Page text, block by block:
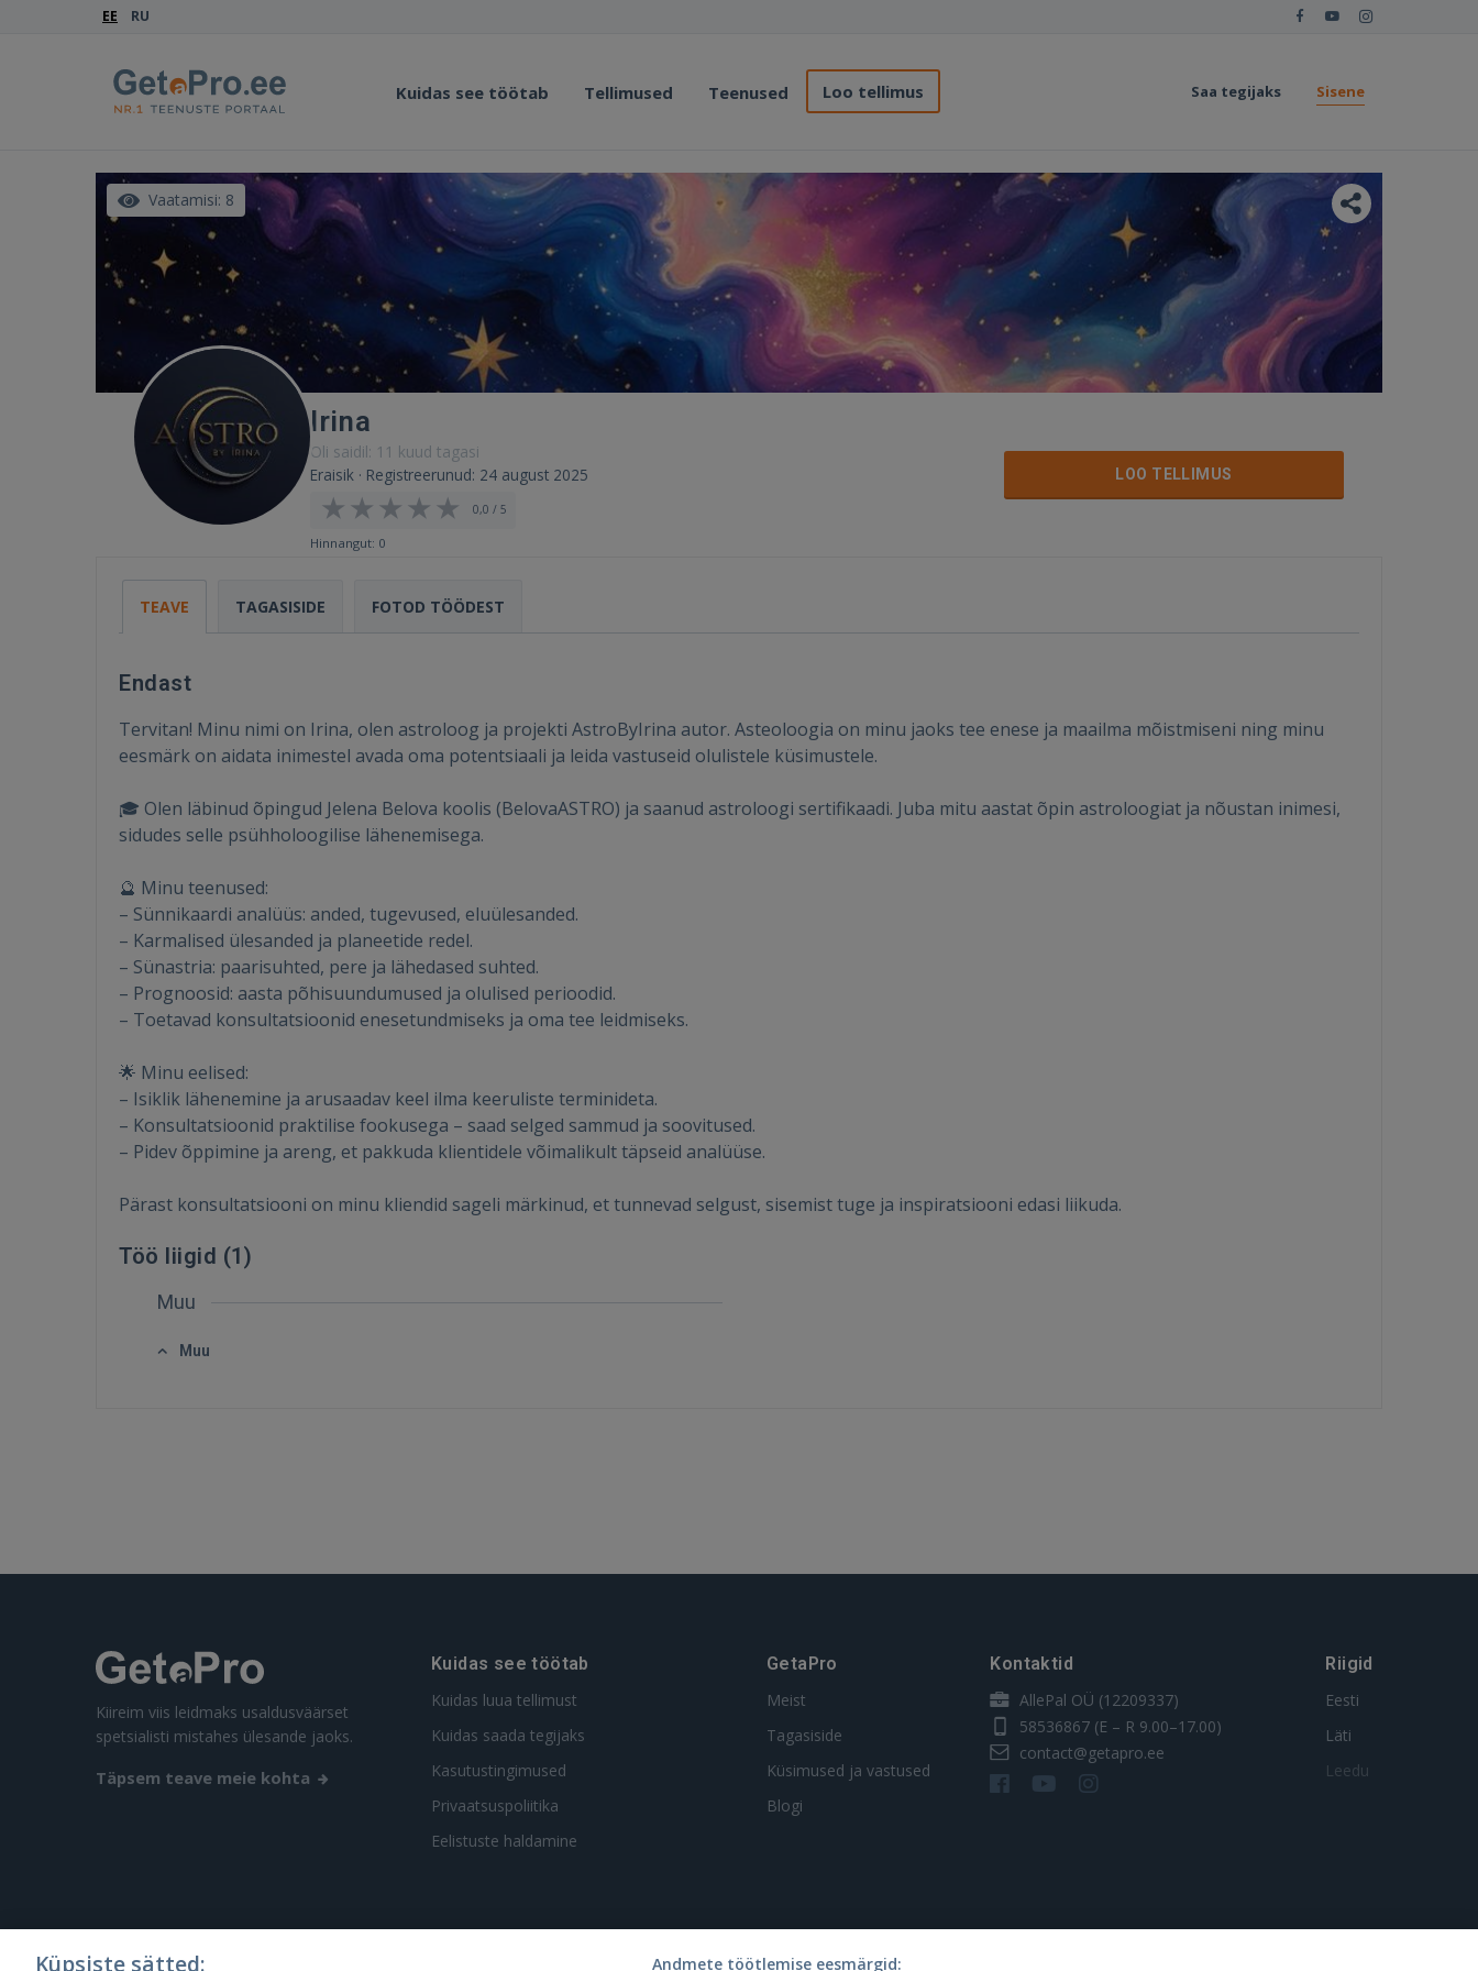
EE RU
Kuidas see töötab Tellimused Teenused Loo tellimus Saa tegijaks Sisene
FACEBOOK
GOOGLE
Vaatamisi: 8
Irina
Oli saidil: 11 kuud tagasi
Eraisik · Registreerunud: 24 august 2025
0,0 / 5
Hinnangut: 0
LOO TELLIMUS
TEAVE TAGASISIDE FOTOD TÖÖDEST
Endast
Tervitan! Minu nimi on Irina, olen astroloog ja projekti AstroByIrina autor. Asteoloogia on minu jaoks tee enese ja maailma mõistmiseni ning minu
eesmärk on aidata inimestel avada oma potentsiaali ja leida vastuseid olulistele küsimustele.
🎓 Olen läbinud õpingud Jelena Belova koolis (BelovaASTRO) ja saanud astroloogi sertifikaadi. Juba mitu aastat õpin astroloogiat ja nõustan inimesi,
sidudes selle psühholoogilise lähenemisega.
🔮 Minu teenused:
– Sünnikaardi analüüs: anded, tugevused, eluülesanded.
– Karmalised ülesanded ja planeetide redel.
– Sünastria: paarisuhted, pere ja lähedased suhted.
– Prognoosid: aasta põhisuundumused ja olulised perioodid.
– Toetavad konsultatsioonid enesetundmiseks ja oma tee leidmiseks.
🌟 Minu eelised:
– Isiklik lähenemine ja arusaadav keel ilma keeruliste terminideta.
– Konsultatsioonid praktilise fookusega – saad selged sammud ja soovitused.
– Pidev õppimine ja areng, et pakkuda klientidele võimalikult täpseid analüüse.
Pärast konsultatsiooni on minu kliendid sageli märkinud, et tunnevad selgust, sisemist tuge ja inspiratsiooni edasi liikuda.
Töö liigid (1)
Muu
Muu
Kiireim viis leidmaks usaldusväärset
spetsialisti mistahes ülesande jaoks.
Täpsem teave meie kohta
Kuidas see töötab
Kuidas luua tellimust
Kuidas saada tegijaks
Kasutustingimused
Privaatsuspoliitika
Eelistuste haldamine
GetaPro
Meist
Tagasiside
Küsimused ja vastused
Blogi
Kontaktid
AllePal OÜ (12209337)
58536867 (E – R 9.00–17.00)
contact@getapro.ee
Riigid
Eesti
Läti
Leedu
Küpsiste sätted: Andmete töötlemise eesmärgid: